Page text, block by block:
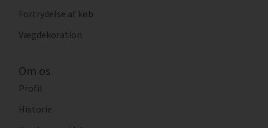
Fortrydelse af køb
Vægdekoration
Om os
Profil
Historie